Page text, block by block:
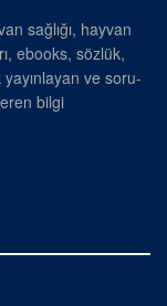
sağlığı, hayvan
ebooks, sözlük,
ve soru-
bilgi